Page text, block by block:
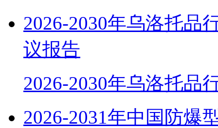
2026-2030年乌洛托品
议报告
2026-2030年乌洛托品
2026-2031年中国防爆